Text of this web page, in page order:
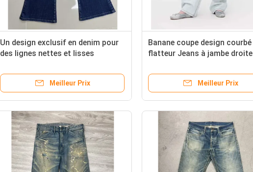
Un design exclusif en denim pour
des lignes nettes et lisses
Meilleur Prix
Banane coupe design courbé
flatteur Jeans à jambe droite
Meilleur Prix